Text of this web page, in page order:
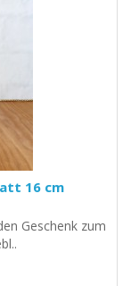
16 cm
Geschenk zum